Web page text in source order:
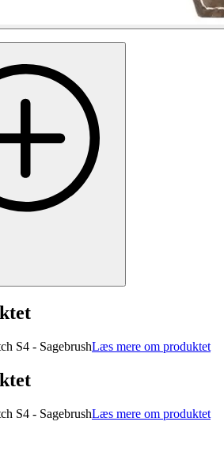
S4 - SagebrushLæs mere om produktet
S4 - SagebrushLæs mere om produktet